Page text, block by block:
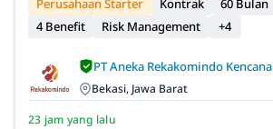
Perusahaan Starter
Kontrak 60 Bulan
4 Benefit
Risk Management +4
PT Aneka Rekakomindo Kencana
Bekasi, Jawa Barat
23 jam yang lalu